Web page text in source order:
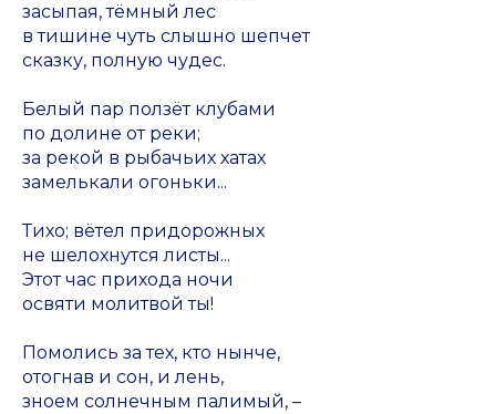
засыпая, тёмный лес
в тишине чуть слышно шепчет
сказку, полную чудес.
Белый пар ползёт клубами
по долине от реки;
за рекой в рыбачьих хатах
замелькали огоньки...
Тихо; вётел придорожных
не шелохнутся листы...
Этот час прихода ночи
освяти молитвой ты!
Помолись за тех, кто нынче,
отогнав и сон, и лень,
зноем солнечным палимый, –